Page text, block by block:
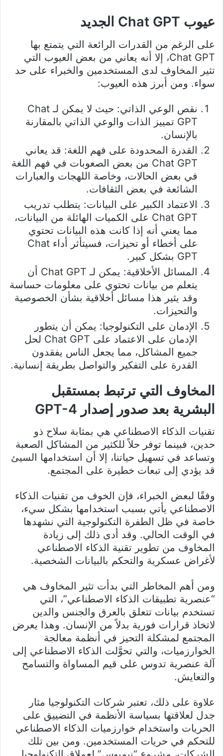
عيوب Chat GPT الجديد
على الرغم من القدرات الرائعة التي يتمتع بها
Chat GPT، إلا أنه يعاني من بعض العيوب التي
تثير المخاوف لدى المستخدمين والخبراء على حد
سواء. ومن أبرز هذه العيوب:
نقص الوعي الذاتي: حيث لا يمكن لـ Chat
GPT تمييز الذات والوعي الذاتي بالمقارنة
بالإنسان.
القدرة المحدودة على فهم اللغة: قد يعاني
Chat GPT من بعض الصعوبات في فهم اللغة
في بعض الحالات، وخاصة اللهجات والعبارات
الشائعة في بعض الثقافات.
الاعتماد الكبير على البيانات: يتطلب تدريب
Chat GPT على الكميات الهائلة من البيانات،
مما يعني أنه إذا كانت هذه البيانات تحتوي
على أخطاء أو تحيزات، فسيتأثر أداء Chat
GPT بشكل كبير.
المسائل الأخلاقية: يمكن لـ Chat GPT أن
يتعلم من بيانات تحتوي على معلومات حساسة
وقد يثير هذا مسائل أخلاقية بشأن الخصوصية
والتحيزات.
الإدمان على التكنولوجيا: يمكن أن يتطور
الإدمان على الاعتماد على Chat GPT لحل
جميع المشاكل، مما يجعل الناس يفقدون
القدرة على التفكير والتواصل بطريقة إنسانية.
المخاوف التي ترتبط بمستقبل
البشرية بعد صدور إصدار GPT-4
تقنيات الذكاء الاصطناعي هي بمثابة سلاح ذو
حدين، فبينما توفر حلاً للكثير من المشاكل الصعبة
وتساعد في تسهيل حياتنا، إلا أن استخدامها السيئ
قد يؤدي إلى تبعات خطيرة على المجتمع.
وفقًا لبعض الخبراء، فإن الخوف من تقنيات الذكاء
الاصطناعي يأتي بسبب استخدامها بشكل سيء،
خاصة في ظل الطفرة التكنولوجية التي نشهدها
في الوقت الحالي. وقد أدى ذلك إلى زيادة
المخاوف من تطوير تقنية الذكاء الاصطناعي
لأغراض عسكرية والتحكم بالبيانات الشخصية.
ومن أهم المخاطر التي بدأت تثير المخاوف هي
“عنصرية تطبيقات الذكاء الاصطناعي”، التي
تستخدم بيانات تتعلق بالعرق والجنس والدين
لاتخاذ قرارات فورية بدلاً من الإنسان. وهذا يعرض
المجتمع لمشكلة التحيز في أنظمة معالجة
الخوارزميات، والتي تحوَّلت الذكاء الاصطناعي إلى
آلة عنصرية تدوس على قيم المساواة والتسامح
والتعايش.
علاوة على ذلك، تعتبر شركات التكنولوجيا مثار
جدل لعلاقتها بسياسة الأنظمة في التضييق على
الحريات واستخدام خوارزميات الذكاء الاصطناعي
للتحكم في حريات المستخدمين. ومن بين تلك